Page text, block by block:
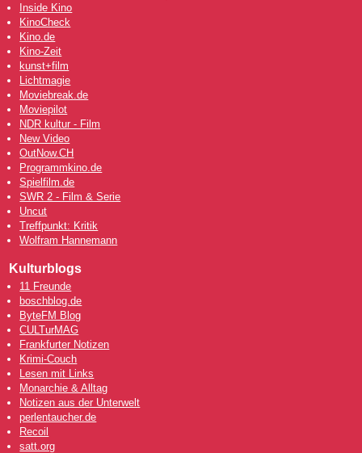
Inside Kino
KinoCheck
Kino.de
Kino-Zeit
kunst+film
Lichtmagie
Moviebreak.de
Moviepilot
NDR kultur - Film
New Video
OutNow.CH
Programmkino.de
Spielfilm.de
SWR 2 - Film & Serie
Uncut
Treffpunkt: Kritik
Wolfram Hannemann
Kulturblogs
11 Freunde
boschblog.de
ByteFM Blog
CULTurMAG
Frankfurter Notizen
Krimi-Couch
Lesen mit Links
Monarchie & Alltag
Notizen aus der Unterwelt
perlentaucher.de
Recoil
satt.org